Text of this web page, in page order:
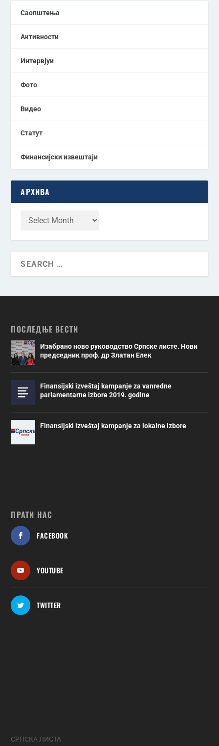
Саопштења
Активности
Интервјуи
Фото
Видео
Статут
Финансијски извештаји
АРХИВА
ПОСЛЕДЊЕ ВЕСТИ
Изабрано ново руководство Српске листе. Нови
председник проф. др Златан Елек
Finansijski izveštaj kampanje za vanredne
parlamentarne izbore 2019. godine
Finansijski izveštaj kampanje za lokalne izbore
ПРАТИ НАС
FACEBOOK
YOUTUBE
TWITTER
СРПСКА ЛИСТА